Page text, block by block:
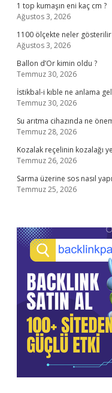
1 top kumaşın eni kaç cm ?
Ağustos 3, 2026
1100 ölçekte neler gösterilir
Ağustos 3, 2026
Ballon d’Or kimin oldu ?
Temmuz 30, 2026
İstikbal-i kıble ne anlama
Temmuz 30, 2026
Su arıtma cihazında ne
Temmuz 28, 2026
Kozalak reçelinin kozalağı
Temmuz 26, 2026
Sarma üzerine sos nasıl
Temmuz 25, 2026